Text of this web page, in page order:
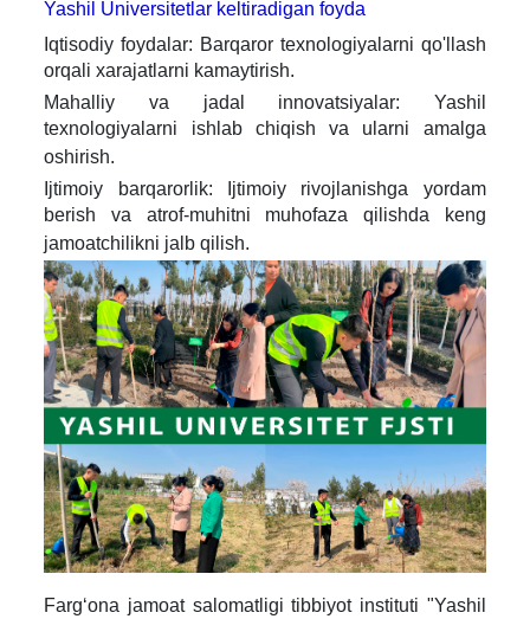
Yashil Universitetlar keltiradigan foyda
Iqtisodiy foydalar: Barqaror texnologiyalarni qo'llash
orqali xarajatlarni kamaytirish.
Mahalliy va jadal innovatsiyalar: Yashil
texnologiyalarni ishlab chiqish va ularni amalga
oshirish.
Ijtimoiy barqarorlik: Ijtimoiy rivojlanishga yordam
berish va atrof-muhitni muhofaza qilishda keng
jamoatchilikni jalb qilish.
Farg‘ona jamoat salomatligi tibbiyot instituti "Yashil